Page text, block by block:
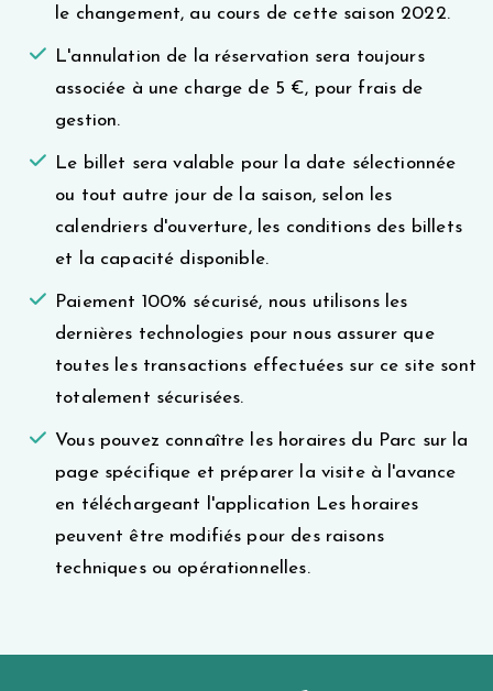
le changement, au cours de cette saison 2022.
L'annulation de la réservation sera toujours
associée à une charge de 5 €, pour frais de
gestion.
Le billet sera valable pour la date sélectionnée
ou tout autre jour de la saison, selon les
calendriers d'ouverture, les conditions des billets
et la capacité disponible.
Paiement 100% sécurisé, nous utilisons les
dernières technologies pour nous assurer que
toutes les transactions effectuées sur ce site sont
totalement sécurisées.
Vous pouvez connaître les horaires du Parc sur la
page spécifique et préparer la visite à l'avance
en téléchargeant l'application Les horaires
peuvent être modifiés pour des raisons
techniques ou opérationnelles.